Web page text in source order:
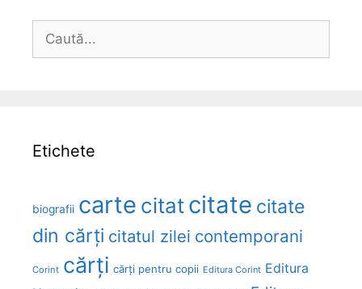
Caută
Etichete
biografii carte citatcitate citate
din cărți citatul zilei contemporani
Corint cărți cărți pentru copii Editura Corint Editura